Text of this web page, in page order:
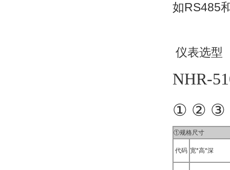
如RS485
仪表选型
NHR-
① ② ③
①规格尺寸
代码 宽*高*深